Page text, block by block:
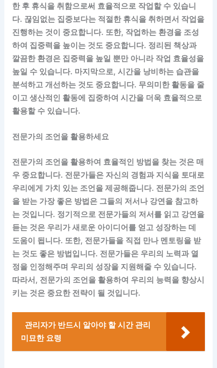
한 후 휴식을 취함으로써 효율적으로 작업할 수 있습니
다. 끊임없는 집중보다는 적절한 휴식을 취하면서 작업을
진행하는 것이 중요합니다. 또한, 작업하는 환경을 조성
하여 집중력을 높이는 것도 중요합니다. 정리된 책상과
깔끔한 환경은 집중력을 높일 뿐만 아니라 작업 효율성을
높일 수 있습니다. 마지막으로, 시간을 낭비하는 습관을
분석하고 개선하는 것도 중요합니다. 무의미한 활동을 줄
이고 생산적인 활동에 집중하여 시간을 더욱 효율적으로
활용할 수 있습니다.
전문가의 조언을 활용하세요
전문가의 조언을 활용하여 효율적인 방법을 찾는 것은 매
우 중요합니다. 전문가들은 자신의 경험과 지식을 토대로
우리에게 가치 있는 조언을 제공해줍니다. 전문가의 조언
을 받는 가장 좋은 방법은 그들의 저서나 강연을 참고하
는 것입니다. 정기적으로 전문가들의 저서를 읽고 강연을
듣는 것은 우리가 새로운 아이디어를 얻고 성장하는 데
도움이 됩니다. 또한, 전문가들을 직접 만나 멘토링을 받
는 것도 좋은 방법입니다. 전문가들은 우리의 노력과 열
정을 인정해주며 우리의 성장을 지원해줄 수 있습니다.
따라서, 전문가의 조언을 활용하여 우리의 능력을 향상시
키는 것은 중요한 전략이 될 것입니다.
관리자가 반드시 알아야 할 시간 관리
미묘한 요령